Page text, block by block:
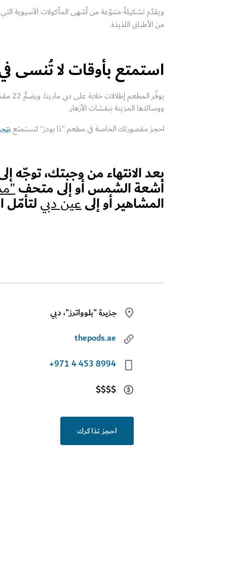
ويقدّم تشكيلةً متنوّعة من أشهى المأكولات الآسيوية
من الأطباق اللذيذة.
استمتع بأوقات لا تُنسى
يوفّر المطعم إطلالات خلابة على دبي مارينا، ويضمُّ 22 مقصورة تقع وسط
ووسائدها المزينة بنقشات الأزهار.
احجز مقصورتك الخاصة في مطعم "ذا بودز" لتستمتع
بعد الانتهاء من وجبتك، توجّه
أشعة الشمس أو إلى متحف
المشاهير أو إلىعين دبيلتأمّل
جزيرة "بلوواترز"، دبي
thepods.ae
+971 4 453 8994
$$$$
احجز تذاكرك